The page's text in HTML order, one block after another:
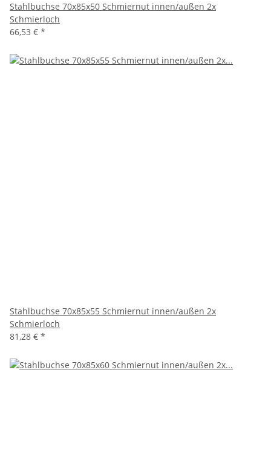
Stahlbuchse 70x85x50 Schmiernut innen/außen 2x
Schmierloch
66,53 € *
Stahlbuchse 70x85x55 Schmiernut innen/außen 2x
Schmierloch
81,28 € *